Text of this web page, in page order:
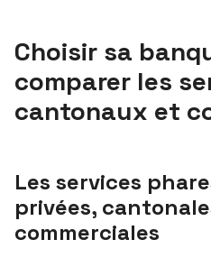
Choisir sa
comparer les
cantonaux et
Les services
privées,
commerciales